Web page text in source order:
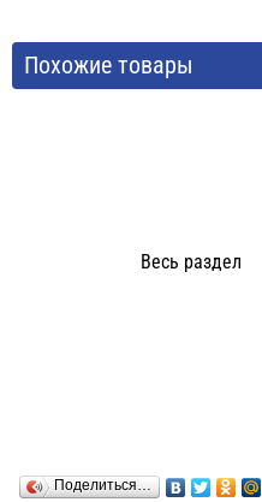
Похожие товары
Весь раздел
Поделиться…